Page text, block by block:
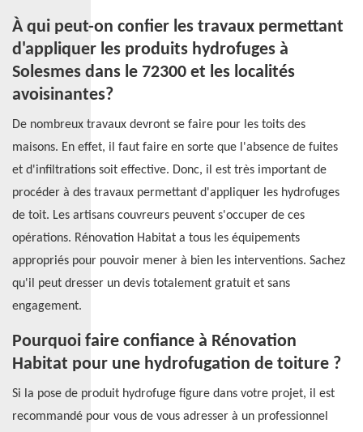
À qui peut-on confier les travaux permettant
d'appliquer les produits hydrofuges à
Solesmes dans le 72300 et les localités
avoisinantes?
De nombreux travaux devront se faire pour les toits des
maisons. En effet, il faut faire en sorte que l'absence de fuites
et d'infiltrations soit effective. Donc, il est très important de
procéder à des travaux permettant d'appliquer les hydrofuges
de toit. Les artisans couvreurs peuvent s'occuper de ces
opérations. Rénovation Habitat a tous les équipements
appropriés pour pouvoir mener à bien les interventions. Sachez
qu'il peut dresser un devis totalement gratuit et sans
engagement.
Pourquoi faire confiance à Rénovation
Habitat pour une hydrofugation de toiture ?
Si la pose de produit hydrofuge figure dans votre projet, il est
recommandé pour vous de vous adresser à un professionnel